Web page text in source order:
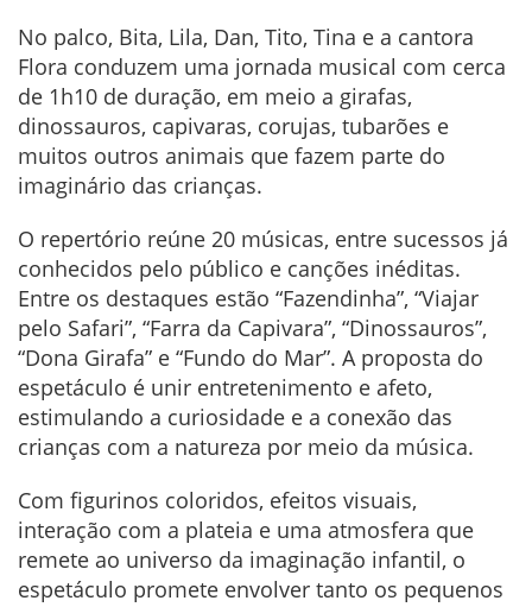
No palco, Bita, Lila, Dan, Tito, Tina e a cantora
Flora conduzem uma jornada musical com cerca
de 1h10 de duração, em meio a girafas,
dinossauros, capivaras, corujas, tubarões e
muitos outros animais que fazem parte do
imaginário das crianças.
O repertório reúne 20 músicas, entre sucessos já
conhecidos pelo público e canções inéditas.
Entre os destaques estão “Fazendinha”, “Viajar
pelo Safari”, “Farra da Capivara”, “Dinossauros”,
“Dona Girafa” e “Fundo do Mar”. A proposta do
espetáculo é unir entretenimento e afeto,
estimulando a curiosidade e a conexão das
crianças com a natureza por meio da música.
Com figurinos coloridos, efeitos visuais,
interação com a plateia e uma atmosfera que
remete ao universo da imaginação infantil, o
espetáculo promete envolver tanto os pequenos